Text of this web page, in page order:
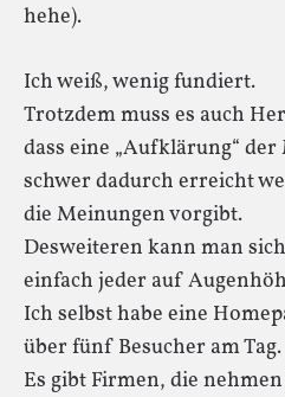
hehe).
Ich weiß, wenig fundiert.
Trotzdem muss es auch
dass eine „Aufklärung“
schwer dadurch erreicht
die Meinungen vorgibt.
Desweiteren kann man
einfach jeder auf
Ich selbst habe eine
über fünf Besucher am Tag.
Es gibt Firmen, die